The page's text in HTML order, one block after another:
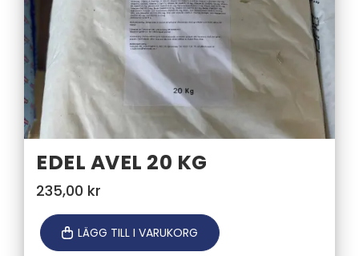
EDEL AVEL 20 KG
235,00 kr
LÄGG TILL I VARUKORG